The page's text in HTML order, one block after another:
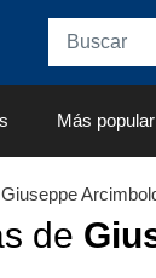
Más popular
de